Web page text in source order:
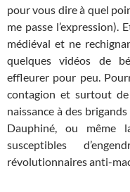
pour vous dire à quel
me passe
médiéval et ne
quelques vidéos de
effleurer pour peu.
contagion et surtout
naissance à des
Dauphiné, ou même
susceptibles
révolutionnaires anti-